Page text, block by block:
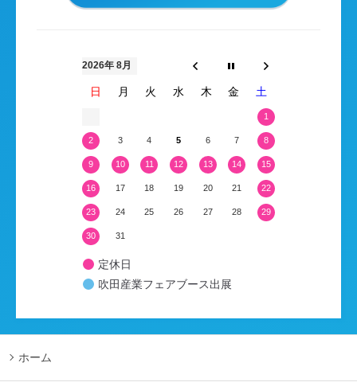
2026年 8月
日 月 火 水 木 金 土
1
2 3 4 5 6 7 8
9 10 11 12 13 14 15
16 17 18 19 20 21 22
23 24 25 26 27 28 29
30 31
定休日
吹田産業フェアブース出展
ホーム